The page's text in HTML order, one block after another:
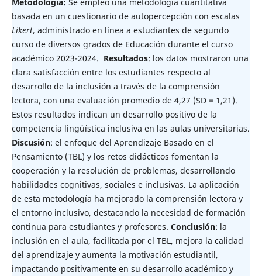
basada en un cuestionario de autopercepción con escalas
Likert, administrado en línea a estudiantes de segundo
curso de diversos grados de Educación durante el curso
académico 2023-2024. Resultados: los datos mostraron una
clara satisfacción entre los estudiantes respecto al
desarrollo de la inclusión a través de la comprensión
lectora, con una evaluación promedio de 4,27 (SD = 1,21).
Estos resultados indican un desarrollo positivo de la
competencia lingüística inclusiva en las aulas universitarias.
Discusión: el enfoque del Aprendizaje Basado en el
Pensamiento (TBL) y los retos didácticos fomentan la
cooperación y la resolución de problemas, desarrollando
habilidades cognitivas, sociales e inclusivas. La aplicación
de esta metodología ha mejorado la comprensión lectora y
el entorno inclusivo, destacando la necesidad de formación
continua para estudiantes y profesores. Conclusión: la
inclusión en el aula, facilitada por el TBL, mejora la calidad
del aprendizaje y aumenta la motivación estudiantil,
impactando positivamente en su desarrollo académico y